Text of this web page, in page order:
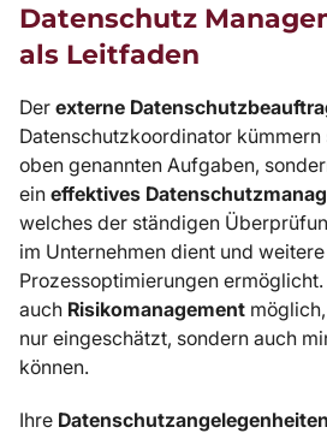
Datenschutz
als Leitfaden
Der externe
Datenschutzkoordinator
oben genannten Aufgaben,
ein effektives
welches der ständigen
im Unternehmen dient und weitere
Prozessoptimierungen
auch Risikomanagement
nur eingeschätzt, sondern auch
können.
Ihre Datenschutzangelegenheiten